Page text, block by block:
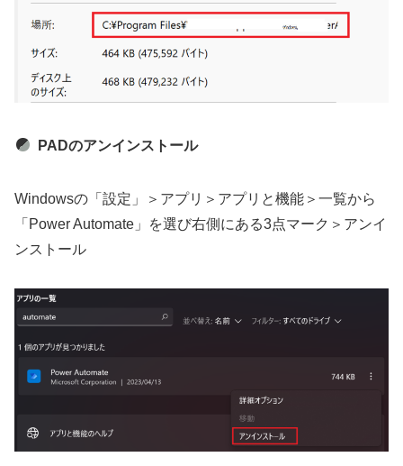
PADのアンインストール
Windowsの「設定」＞アプリ＞アプリと機能＞一覧から
「Power Automate」を選び右側にある3点マーク＞アンイ
ンストール